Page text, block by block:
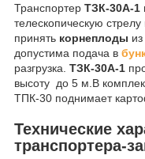
Транспортер ТЗК-30А-1
телескопическую
принять корнеплоды
допустима подача в
разгрузка. ТЗК-30А-1
высоту до 5 м.В
ТПК-30 поднимает
Технические
транспортера-